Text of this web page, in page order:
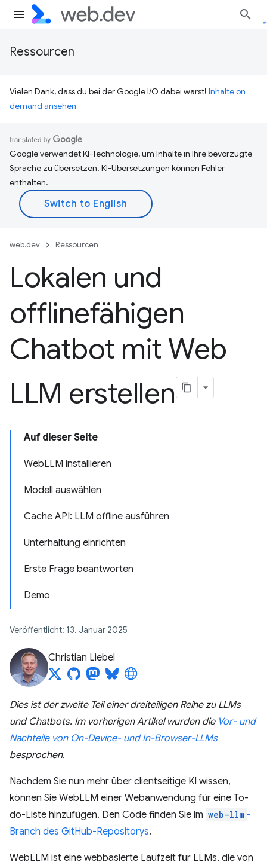
Ressourcen
Vielen Dank, dass du bei der Google I/O dabei warst! Inhalte on
demand ansehen
Google verwendet KI-Technologie, um Inhalte in Ihre bevorzugte
Sprache zu übersetzen. KI-Übersetzungen können Fehler
enthalten.
web.dev Ressourcen
Lokalen und
offlinefähigen
Chatbot mit Web
LLM erstellen
Auf dieser Seite
WebLLM installieren
Modell auswählen
Cache API: LLM offline ausführen
Unterhaltung einrichten
Erste Frage beantworten
Demo
Veröffentlicht: 13. Januar 2025
Christian Liebel
Dies ist der zweite Teil einer dreiteiligen Reihe zu LLMs
und Chatbots. Im vorherigen Artikel wurden die Vor- und
Nachteile von On-Device- und In-Browser-LLMs
besprochen.
Nachdem Sie nun mehr über clientseitige KI wissen,
können Sie WebLLM einer Webanwendung für eine To-
do-Liste hinzufügen. Den Code finden Sie im web-llm -
Branch des GitHub-Repositorys.
WebLLM ist eine webbasierte Laufzeit für LLMs, die von